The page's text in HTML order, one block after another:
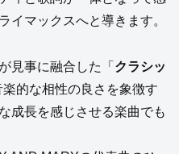
イマックスへと導きます。
見事に融合した「 クラシッ
的な相性の良さを象徴す
成長を感じさせる楽曲でも